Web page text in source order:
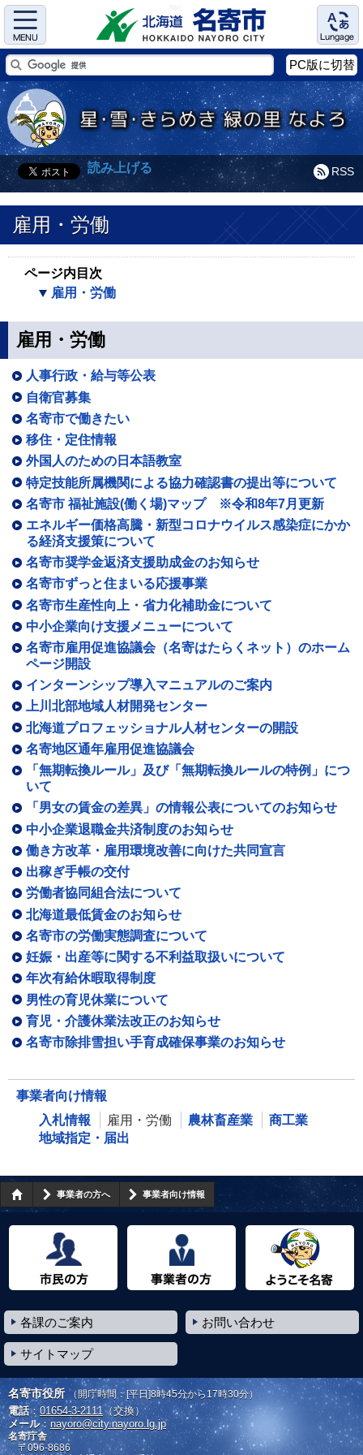
Menu Language
PC版に切替
RSS
読み上げる
雇用・労働
ページ内目次
雇用・労働
雇用・労働
人事行政・給与等公表
自衛官募集
名寄市で働きたい
移住・定住情報
外国人のための日本語教室
特定技能所属機関による協力確認書の提出等について
名寄市 福祉施設(働く場)マップ ※令和8年7月更新
エネルギー価格高騰・新型コロナウイルス感染症にかか
る経済支援策について
名寄市奨学金返済支援助成金のお知らせ
名寄市ずっと住まいる応援事業
名寄市生産性向上・省力化補助金について
中小企業向け支援メニューについて
名寄市雇用促進協議会（名寄はたらくネット）のホーム
ページ開設
インターンシップ導入マニュアルのご案内
上川北部地域人材開発センター
北海道プロフェッショナル人材センターの開設
名寄地区通年雇用促進協議会
「無期転換ルール」及び「無期転換ルールの特例」につ
いて
「男女の賃金の差異」の情報公表についてのお知らせ
中小企業退職金共済制度のお知らせ
働き方改革・雇用環境改善に向けた共同宣言
出稼ぎ手帳の交付
労働者協同組合法について
北海道最低賃金のお知らせ
名寄市の労働実態調査について
妊娠・出産等に関する不利益取扱いについて
年次有給休暇取得制度
男性の育児休業について
育児・介護休業法改正のお知らせ
名寄市除排雪担い手育成確保事業のお知らせ
事業者向け情報
入札情報
雇用・労働 農林畜産業
商工業
地域指定・届出
事業者の方へ 事業者向け情報
各課のご案内 お問い合わせ
サイトマップ
名寄市役所 （開庁時間：[平日]8時45分から17時30分）
電話： 01654-3-2111 （交換）
メール： nayoro@city.nayoro.lg.jp
名寄庁舎
〒096-8686